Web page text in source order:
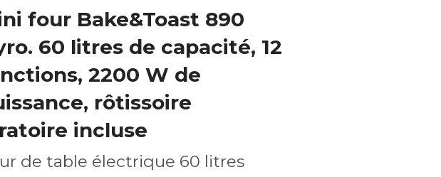
four Bake&Toast 890
60 litres de capacité, 12
2200 W de
rôtissoire
incluse
de table électrique 60 litres